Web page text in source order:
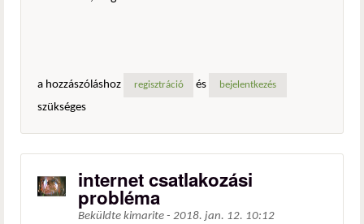
a hozzászóláshoz regisztráció és bejelentkezés
szükséges
internet csatlakozási
probléma
Beküldte kimarite - 2018. jan. 12. 10:12